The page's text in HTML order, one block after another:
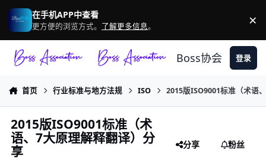
跳转到帖子
在手机APP中查看
更方便的浏览方式。 了解更多信息。 ×
Boss协会 登录
首页 行业标准与地方法规 ISO 2015版ISO9001标准（术语
2015版ISO9001标准（术
语、7大原理解释翻译）分
享
分享 粉丝